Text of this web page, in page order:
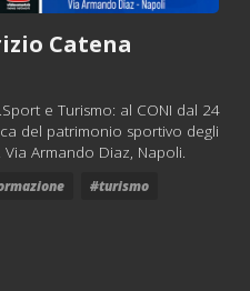
Catena
e Turismo: al CONI dal 24
del patrimonio sportivo degli
Armando Diaz, Napoli.
#turismo